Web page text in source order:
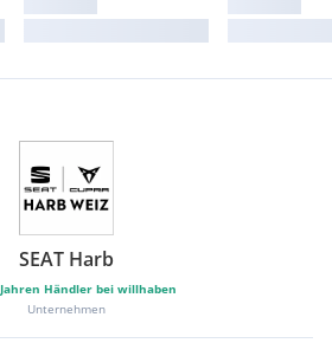
SEAT Harb
Jahren Händler bei willhaben
Unternehmen